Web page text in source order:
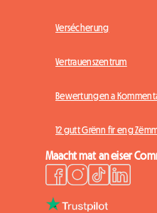
Versécherung
Vertrauenszentrum
Bewertungen a
12 gutt Grënn fir eng
Maacht mat an eiser